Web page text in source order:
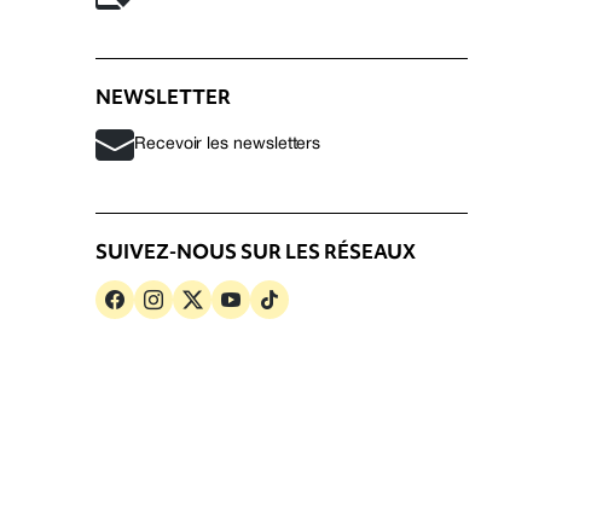
NEWSLETTER
Recevoir les newsletters
SUIVEZ-NOUS SUR LES RÉSEAUX